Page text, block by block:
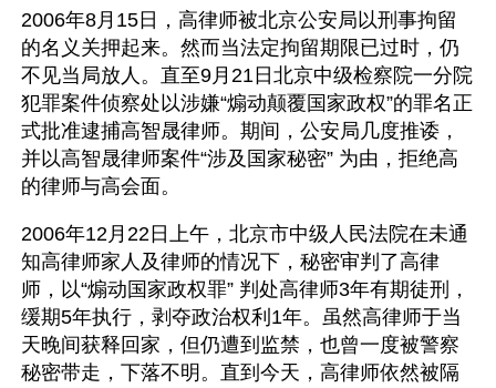
2006年8月15日，高律师被北京公安局以刑事拘留
的名义关押起来。然而当法定拘留期限已过时，仍
不见当局放人。直至9月21日北京中级检察院一分院
犯罪案件侦察处以涉嫌“煽动颠覆国家政权”的罪名正
式批准逮捕高智晟律师。期间，公安局几度推诿，
并以高智晟律师案件“涉及国家秘密” 为由，拒绝高
的律师与高会面。
2006年12月22日上午，北京市中级人民法院在未通
知高律师家人及律师的情况下，秘密审判了高律
师，以“煽动国家政权罪” 判处高律师3年有期徒刑，
缓期5年执行，剥夺政治权利1年。虽然高律师于当
天晚间获释回家，但仍遭到监禁，也曾一度被警察
秘密带走，下落不明。直到今天，高律师依然被隔